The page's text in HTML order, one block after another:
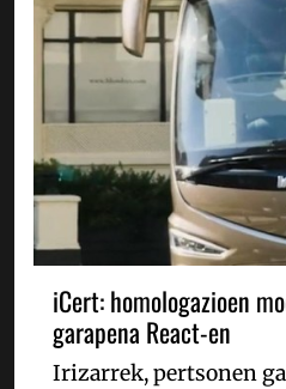
iCert: homologazioen
garapena React-en
Irizarrek, pertsonen